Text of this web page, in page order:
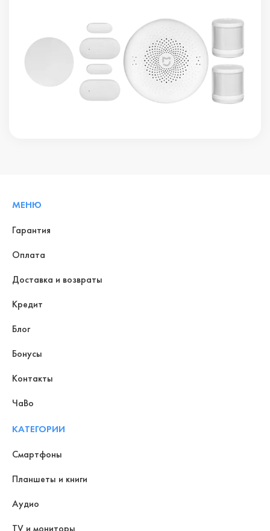
МЕНЮ
Гарантия
Оплата
Доставка и возвраты
Кредит
Блог
Бонусы
Контакты
ЧаВо
КАТЕГОРИИ
Смартфоны
Планшеты и книги
Аудио
TV и мониторы